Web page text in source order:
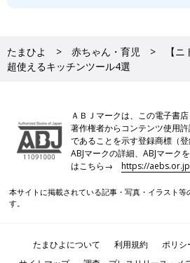
たまひよ 赤ちゃん・育児
【
超使えるキッチンツール4選
ＡＢＪマークは、この電子書
著作権者からコンテンツ使用
であることを示す登録商標（
ABJマークの詳細、ABJマーク
はこちら→https://
本サイトに掲載されている記事・写真・イラスト等
す。
たまひよについて 利用規約 ポリシ